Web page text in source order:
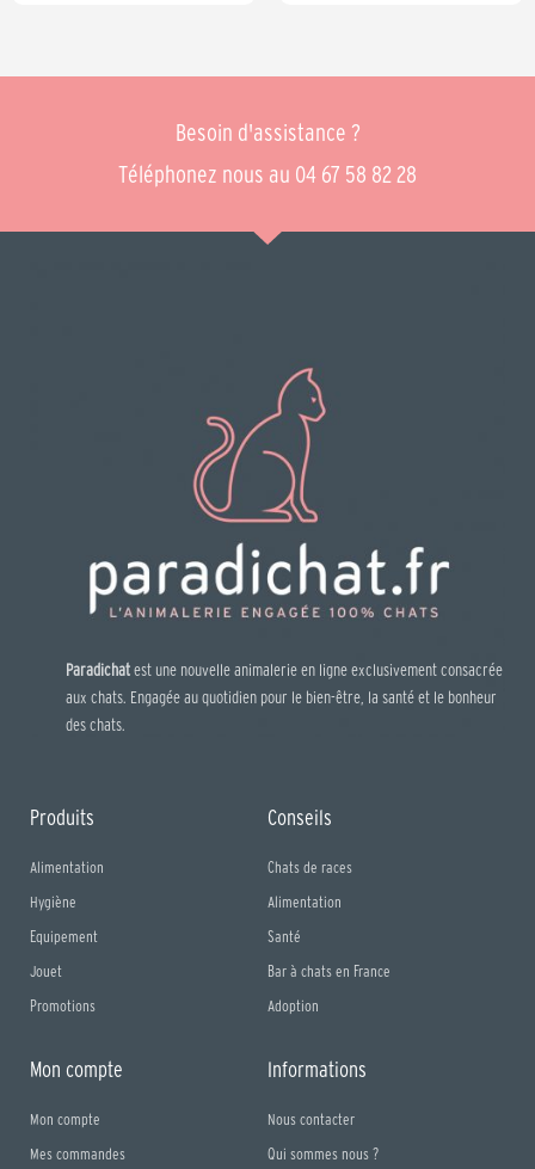
Besoin d'assistance ?
Téléphonez nous au 04 67 58 82 28
Paradichatest une nouvelle animalerie en ligne exclusivement consacrée
aux chats. Engagée au quotidien pour le bien-être, la santé et le bonheur
des chats.
Produits
Alimentation
Hygiène
Equipement
Jouet
Promotions
Conseils
Chats de races
Alimentation
Santé
Bar à chats en France
Adoption
Mon compte
Mon compte
Mes commandes
Informations
Nous contacter
Qui sommes nous ?